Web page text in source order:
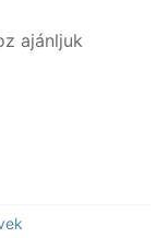
ajánljuk